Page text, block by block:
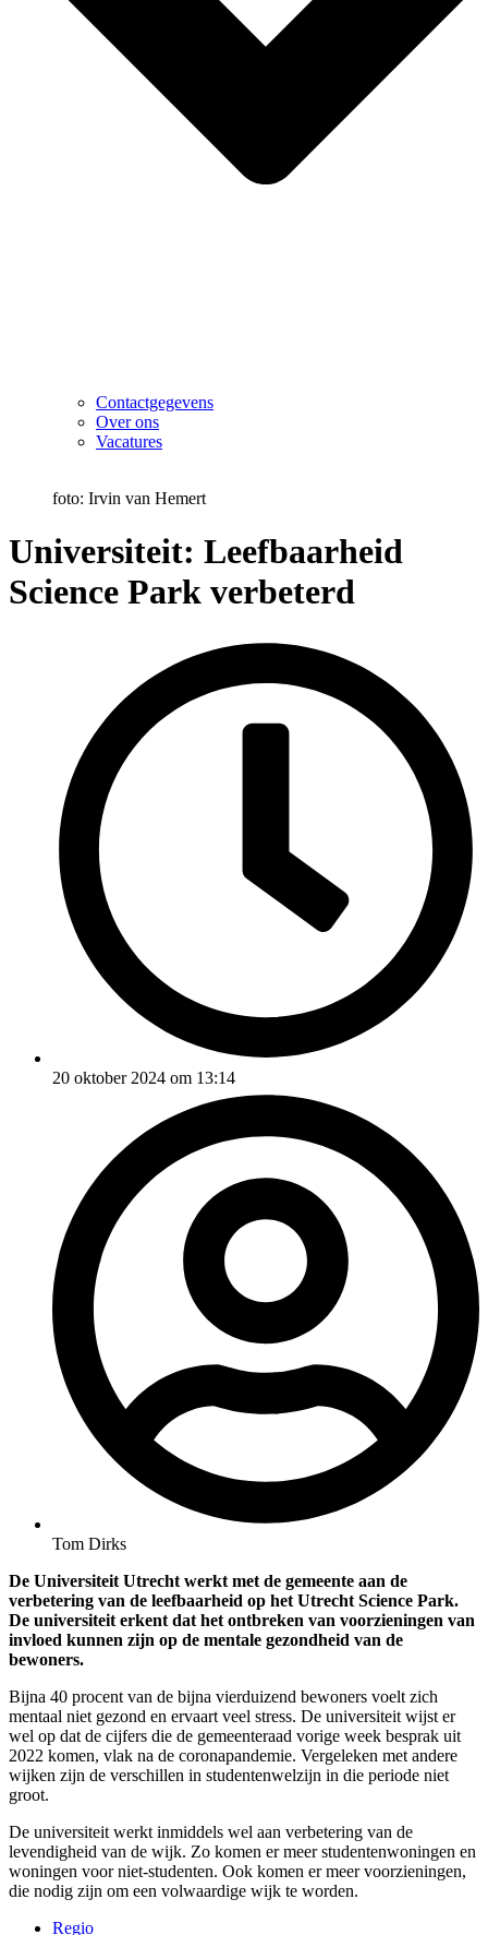
Contactgegevens
Over ons
Vacatures
foto: Irvin van Hemert
Universiteit: Leefbaarheid
Science Park verbeterd
20 oktober 2024 om 13:14
Tom Dirks
De Universiteit Utrecht werkt met de gemeente aan de
verbetering van de leefbaarheid op het Utrecht Science Park.
De universiteit erkent dat het ontbreken van voorzieningen van
invloed kunnen zijn op de mentale gezondheid van de
bewoners.
Bijna 40 procent van de bijna vierduizend bewoners voelt zich
mentaal niet gezond en ervaart veel stress. De universiteit wijst er
wel op dat de cijfers die de gemeenteraad vorige week besprak uit
2022 komen, vlak na de coronapandemie. Vergeleken met andere
wijken zijn de verschillen in studentenwelzijn in die periode niet
groot.
De universiteit werkt inmiddels wel aan verbetering van de
levendigheid van de wijk. Zo komen er meer studentenwoningen en
woningen voor niet-studenten. Ook komen er meer voorzieningen,
die nodig zijn om een volwaardige wijk te worden.
Regio